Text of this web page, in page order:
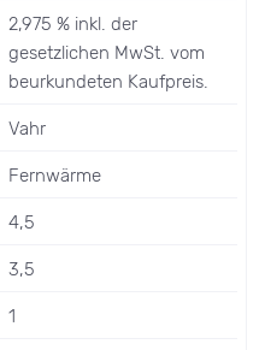
2,975 % inkl. der
gesetzlichen MwSt. vom
beurkundeten Kaufpreis.
Vahr
Fernwärme
4,5
3,5
1